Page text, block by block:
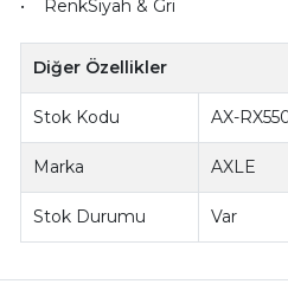
• RenkSiyah & Gri
Diğer Özellikler
Stok Kodu AX-
Marka AXLE
Stok Durumu Var